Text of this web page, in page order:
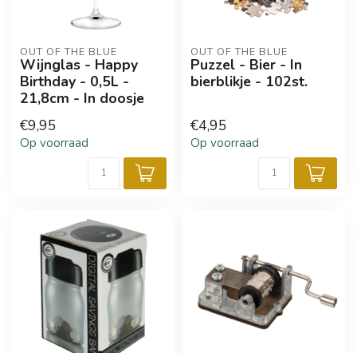
OUT OF THE BLUE
Wijnglas - Happy
Birthday - 0,5L -
21,8cm - In doosje
€9,95
Op voorraad
OUT OF THE BLUE
Puzzel - Bier - In
bierblikje - 102st.
€4,95
Op voorraad